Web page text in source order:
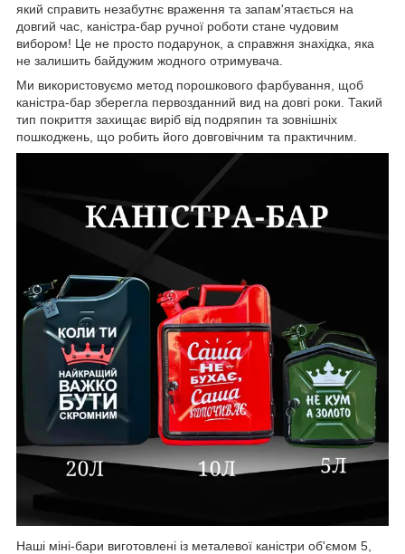
який справить незабутнє враження та запам'ятається на
довгий час, каністра-бар ручної роботи стане чудовим
вибором! Це не просто подарунок, а справжня знахідка, яка
не залишить байдужим жодного отримувача.
Ми використовуємо метод порошкового фарбування, щоб
каністра-бар зберегла первозданний вид на довгі роки. Такий
тип покриття захищає виріб від подряпин та зовнішніх
пошкоджень, що робить його довговічним та практичним.
Наші міні-бари виготовлені із металевої каністри об'ємом 5,